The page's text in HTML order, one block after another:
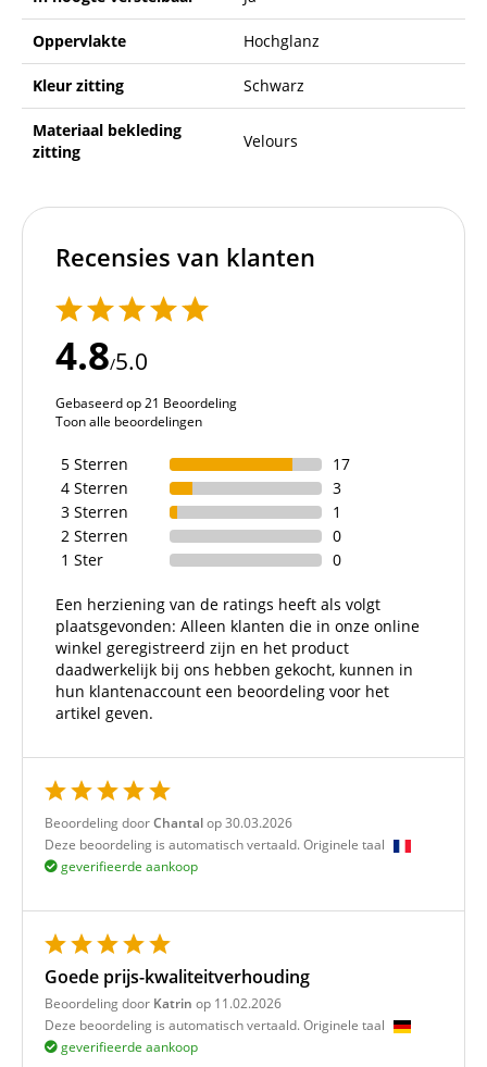
Oppervlakte Hochglanz
Kleur zitting Schwarz
Materiaal bekleding
zitting
Velours
Recensies van klanten
4.8/5.0
Gebaseerd op 21 Beoordeling
Toon alle beoordelingen
5 Sterren
17
4 Sterren
3
3 Sterren
1
2 Sterren
0
1 Ster
0
Een herziening van de ratings heeft als volgt
plaatsgevonden: Alleen klanten die in onze online
winkel geregistreerd zijn en het product
daadwerkelijk bij ons hebben gekocht, kunnen in
hun klantenaccount een beoordeling voor het
artikel geven.
Beoordeling doorChantalop 30.03.2026
Deze beoordeling is automatisch vertaald. Originele taal
geverifieerde aankoop
Goede prijs-kwaliteitverhouding
Beoordeling door Katrin op 11.02.2026
Deze beoordeling is automatisch vertaald. Originele taal
geverifieerde aankoop